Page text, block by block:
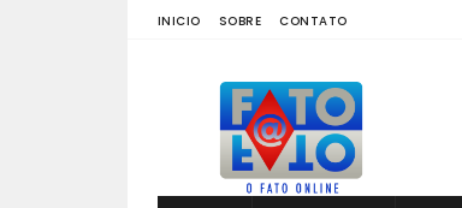
INICIO SOBRE CONTATO